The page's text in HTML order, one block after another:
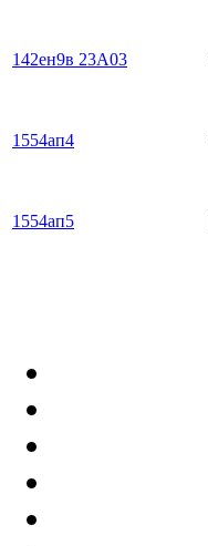
142ен9в 23А03
1554ап4
1554ап5